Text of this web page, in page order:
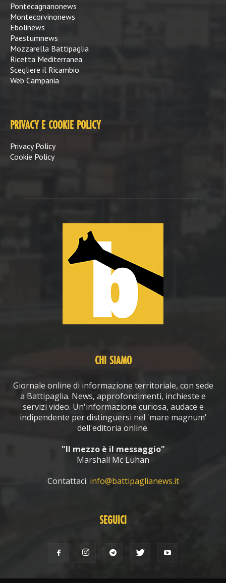
Pontecagnanonews
Montecorvinonews
Ebolinews
Paestumnews
Mozzarella Battipaglia
Ricetta Mediterranea
Scegliere il Ricambio
Web Campania
PRIVACY E COOKIE POLICY
Privacy Policy
Cookie Policy
CHI SIAMO
Giornale online di informazione territoriale, con sede
a Battipaglia. News, approfondimenti, inchieste e
servizi video. Un'informazione curiosa, audace e
indipendente per distinguersi nel 'mare magnum'
dell'editoria online.
"Il mezzo è il messaggio"
Marshall Mc Luhan
Contattaci: info@battipaglianews.it
SEGUICI